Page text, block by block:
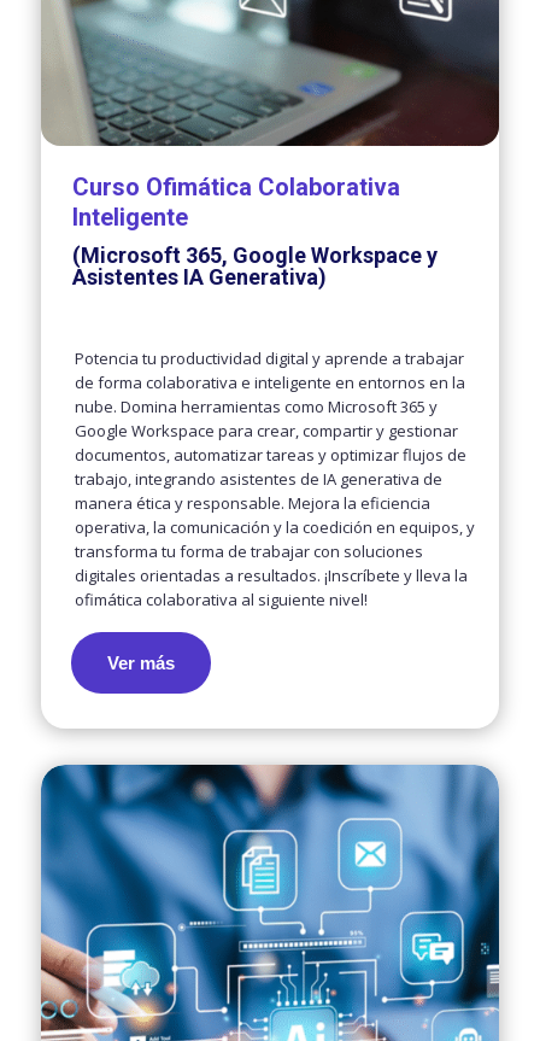
Curso Ofimática Colaborativa
Inteligente
(Microsoft 365, Google Workspace y
Asistentes IA Generativa)
Potencia tu productividad digital y aprende a trabajar
de forma colaborativa e inteligente en entornos en la
nube. Domina herramientas como Microsoft 365 y
Google Workspace para crear, compartir y gestionar
documentos, automatizar tareas y optimizar flujos de
trabajo, integrando asistentes de IA generativa de
manera ética y responsable. Mejora la eficiencia
operativa, la comunicación y la coedición en equipos, y
transforma tu forma de trabajar con soluciones
digitales orientadas a resultados. ¡Inscríbete y lleva la
ofimática colaborativa al siguiente nivel!
Ver más